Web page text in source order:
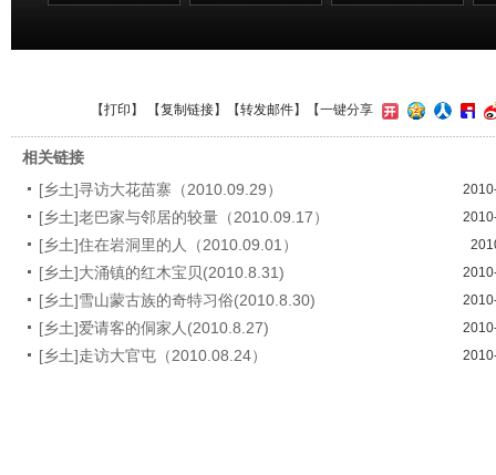
【打印 】 【复制链接】【转发邮件】 【一键分享
相关链接
[乡土]寻访大花苗寨（2010.09.29）
[乡土]老巴家与邻居的较量（2010.09.17）
[乡土]住在岩洞里的人（2010.09.01）
[乡土]大涌镇的红木宝贝(2010.8.31)
[乡土]雪山蒙古族的奇特习俗(2010.8.30)
[乡土]爱请客的侗家人(2010.8.27)
[乡土]走访大官屯（2010.08.24）